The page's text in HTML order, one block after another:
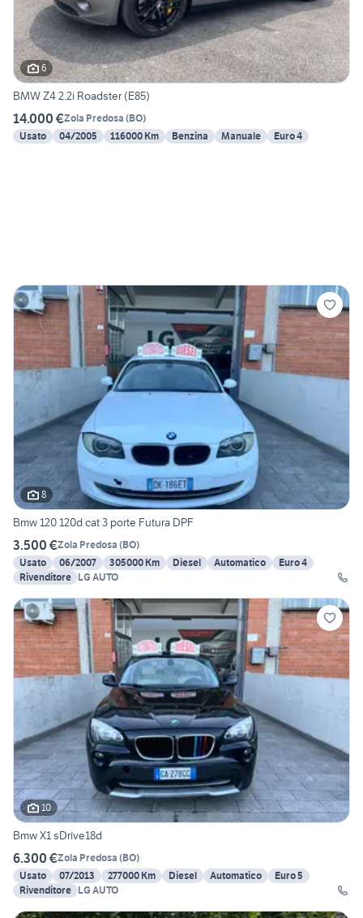
6
BMW Z4 2.2i Roadster (E85)
14.000 €Zola Predosa (BO)
Usato
04/2005 116000 Km Benzina Manuale Euro 4
8
Bmw 120 120d cat 3 porte Futura DPF
3.500 €Zola Predosa (BO)
Usato
06/2007 305000 Km Diesel Automatico
Euro 4
Rivenditore LG AUTO
10
Bmw X1 sDrive18d
6.300 €Zola Predosa (BO)
Usato
07/2013 277000 Km Diesel Automatico
Euro 5
Rivenditore LG AUTO